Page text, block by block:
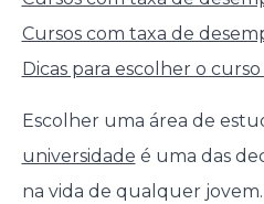
Cursos com taxa de
Dicas para escolher o
Escolher uma área de
universidade é uma das
na vida de qualquer